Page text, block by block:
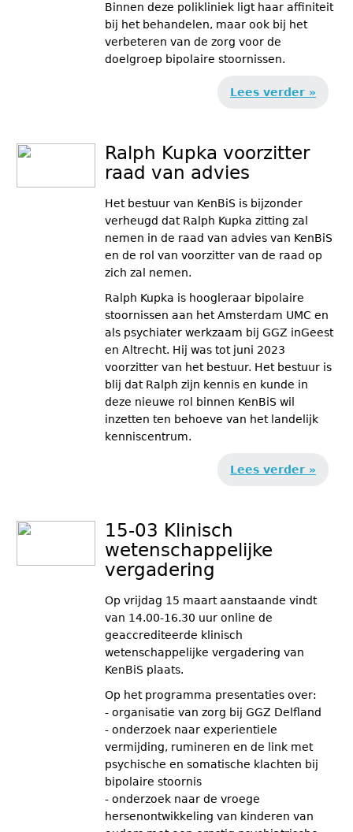
Binnen deze polikliniek ligt haar affiniteit
bij het behandelen, maar ook bij het
verbeteren van de zorg voor de
doelgroep bipolaire stoornissen.
Lees verder »
Ralph Kupka voorzitter
raad van advies
Het bestuur van KenBiS is bijzonder
verheugd dat Ralph Kupka zitting zal
nemen in de raad van advies van KenBiS
en de rol van voorzitter van de raad op
zich zal nemen.
Ralph Kupka is hoogleraar bipolaire
stoornissen aan het Amsterdam UMC en
als psychiater werkzaam bij GGZ inGeest
en Altrecht. Hij was tot juni 2023
voorzitter van het bestuur. Het bestuur is
blij dat Ralph zijn kennis en kunde in
deze nieuwe rol binnen KenBiS wil
inzetten ten behoeve van het landelijk
kenniscentrum.
Lees verder »
15-03 Klinisch
wetenschappelijke
vergadering
Op vrijdag 15 maart aanstaande vindt
van 14.00-16.30 uur online de
geaccrediteerde klinisch
wetenschappelijke vergadering van
KenBiS plaats.
Op het programma presentaties over:
- organisatie van zorg bij GGZ Delfland
- onderzoek naar experientiele
vermijding, rumineren en de link met
psychische en somatische klachten bij
bipolaire stoornis
- onderzoek naar de vroege
hersenontwikkeling van kinderen van